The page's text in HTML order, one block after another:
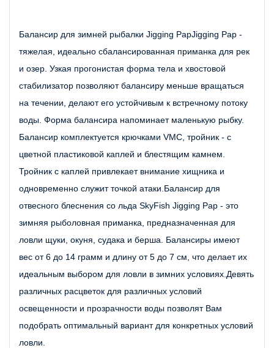
Балансир для зимней рыбалки Jigging PapJigging Pap -
тяжелая, идеально сбалансированная приманка для рек
и озер. Узкая прогонистая форма тела и хвостовой
стабилизатор позволяют балансиру меньше вращаться
на течении, делают его устойчивым к встречному потоку
воды. Форма балансира напоминает маленькую рыбку.
Балансир комплектуется крючками VMC, тройник - с
цветной пластиковой каплей и блестящим камнем.
Тройник с каплей привлекает внимание хищника и
одновременно служит точкой атаки.Балансир для
отвесного блеснения со льда SkyFish Jigging Pap - это
зимняя рыболовная приманка, предназначенная для
ловли щуки, окуня, судака и берша. Балансиры имеют
вес от 6 до 14 грамм и длину от 5 до 7 см, что делает их
идеальным выбором для ловли в зимних условиях.Девять
различных расцветок для различных условий
освещенности и прозрачности воды позволят Вам
подобрать оптимальный вариант для конкретных условий
ловли.